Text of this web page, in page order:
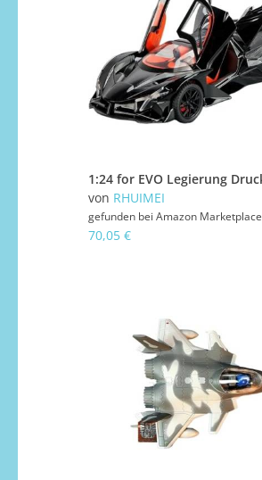
von RHUIMEI
gefunden bei Amazon Marketplace
70,05 €